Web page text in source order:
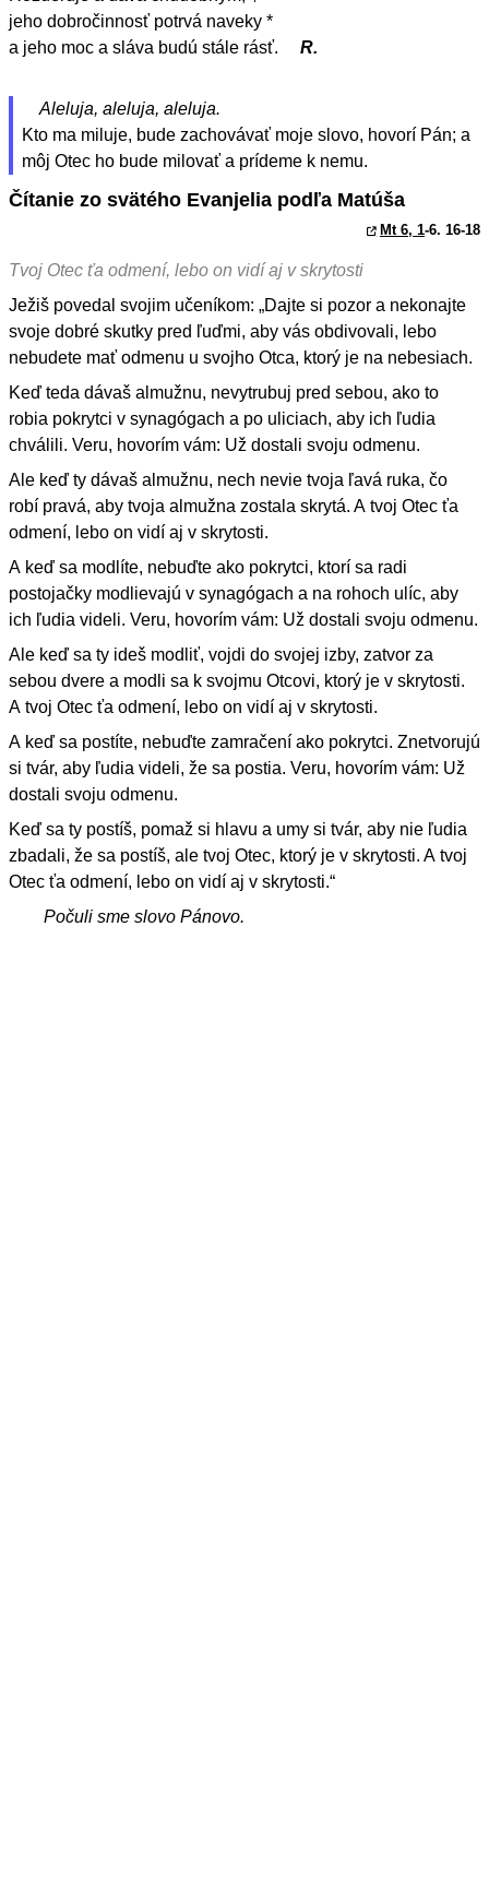
jeho dobročinnosť potrvá naveky *
a jeho moc a sláva budú stále rásť.
R.
Aleluja, aleluja, aleluja.
Kto ma miluje, bude zachovávať moje slovo, hovorí Pán; a
môj Otec ho bude milovať a prídeme k nemu.
Čítanie zo svätého Evanjelia podľa Matúša
Mt 6, 1-6. 16-18
Tvoj Otec ťa odmení, lebo on vidí aj v skrytosti
Ježiš povedal svojim učeníkom: „Dajte si pozor a nekonajte
svoje dobré skutky pred ľuďmi, aby vás obdivovali, lebo
nebudete mať odmenu u svojho Otca, ktorý je na nebesiach.
Keď teda dávaš almužnu, nevytrubuj pred sebou, ako to
robia pokrytci v synagógach a po uliciach, aby ich ľudia
chválili. Veru, hovorím vám: Už dostali svoju odmenu.
Ale keď ty dávaš almužnu, nech nevie tvoja ľavá ruka, čo
robí pravá, aby tvoja almužna zostala skrytá. A tvoj Otec ťa
odmení, lebo on vidí aj v skrytosti.
A keď sa modlíte, nebuďte ako pokrytci, ktorí sa radi
postojačky modlievajú v synagógach a na rohoch ulíc, aby
ich ľudia videli. Veru, hovorím vám: Už dostali svoju odmenu.
Ale keď sa ty ideš modliť, vojdi do svojej izby, zatvor za
sebou dvere a modli sa k svojmu Otcovi, ktorý je v skrytosti.
A tvoj Otec ťa odmení, lebo on vidí aj v skrytosti.
A keď sa postíte, nebuďte zamračení ako pokrytci. Znetvorujú
si tvár, aby ľudia videli, že sa postia. Veru, hovorím vám: Už
dostali svoju odmenu.
Keď sa ty postíš, pomaž si hlavu a umy si tvár, aby nie ľudia
zbadali, že sa postíš, ale tvoj Otec, ktorý je v skrytosti. A tvoj
Otec ťa odmení, lebo on vidí aj v skrytosti.“
Počuli sme slovo Pánovo.